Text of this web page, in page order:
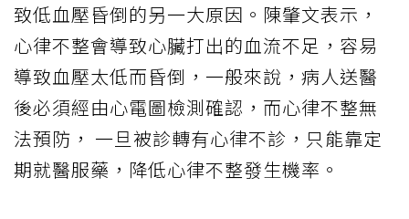
致低血壓昏倒的另一大原因。陳肇文表示，
心律不整會導致心臟打出的血流不足，容易
導致血壓太低而昏倒，一般來說，病人送醫
後必須經由心電圖檢測確認，而心律不整無
法預防， 一旦被診轉有心律不診，只能靠定
期就醫服藥，降低心律不整發生機率。